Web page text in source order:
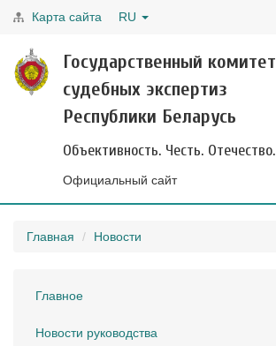
Карта сайта RU
Государственный комитет
судебных экспертиз
Республики Беларусь
Объективность. Честь. Отечество.
Официальный сайт
Главная Новости
Главное
Новости руководства